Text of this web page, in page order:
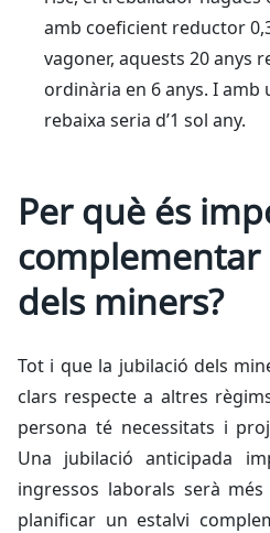
amb coeficient reductor
vagoner, aquests 20 anys
ordinària en 6 anys. I amb
rebaixa seria d’1 sol any.
Per què és
dels miners?
Tot i que la jubilació dels
clars respecte a altres
persona té necessitats i
Una jubilació anticipada
ingressos laborals serà
planificar un estalvi